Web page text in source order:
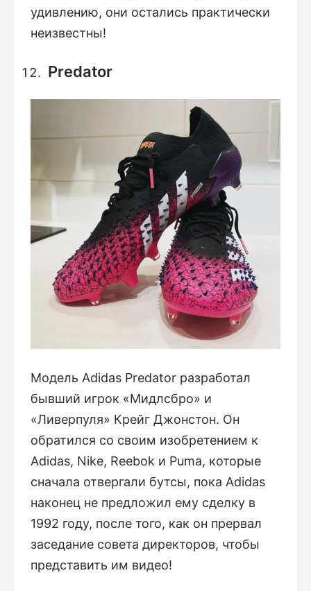
удивлению, они остались практически
неизвестны!
Predator
Модель Adidas Predator разработал
бывший игрок «Мидлсбро» и
«Ливерпуля» Крейг Джонстон. Он
обратился со своим изобретением к
Adidas, Nike, Reebok и Puma, которые
сначала отвергали бутсы, пока Adidas
наконец не предложил ему сделку в
1992 году, после того, как он прервал
заседание совета директоров, чтобы
представить им видео!